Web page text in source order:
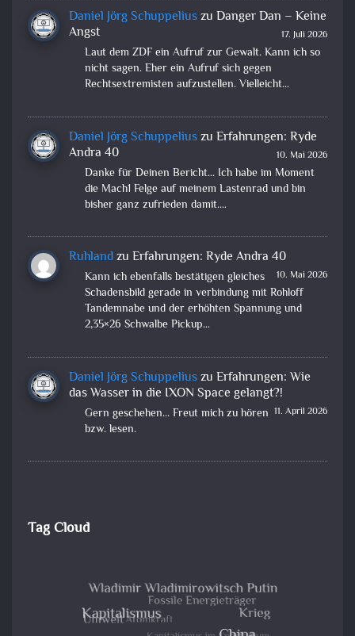
Daniel Jörg Schuppeliuszu Danger Dan – Keine
Angst
17. Juli 2026
Laut dem ZDF ein Aufruf zur Gewalt. Kann ich so
nicht sagen. Eher ein Aufruf sich gegen
Rechtsextremisten aufzustellen. Vielleicht…
Daniel Jörg Schuppeliuszu Erfahrungen: Ryde
Andra 40
10. Mai 2026
Danke für Deinen Bericht... Ich habe im Moment
die Mach1 Felge auf meinem Lastenrad und bin
bisher ganz zufrieden damit.…
Ruhlandzu Erfahrungen: Ryde Andra 40
10. Mai 2026
Kann ich ebenfalls bestätigen gleiches
Schadensbild gerade in verbindung mit Rohloff
Tandemnabe und der erhöhten Spannung und
2,35×26 Schwalbe Pickup…
Daniel Jörg Schuppeliuszu Erfahrungen: Wie
das Wasser in die IXON Space gelangt?!
11. April 2026
Gern geschehen... Freut mich zu hören
bzw. lesen.
Tag Cloud